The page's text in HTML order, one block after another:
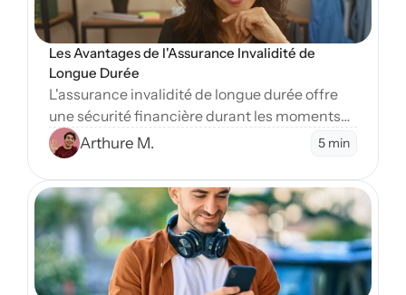
Les Avantages de l'Assurance Invalidité de
Longue Durée
L'assurance invalidité de longue durée offre
une sécurité financière durant les moments
difficiles. Apprenez-en plus sur ses nombreux
avantages essentiels.
Arthure M. 5 min
Blog